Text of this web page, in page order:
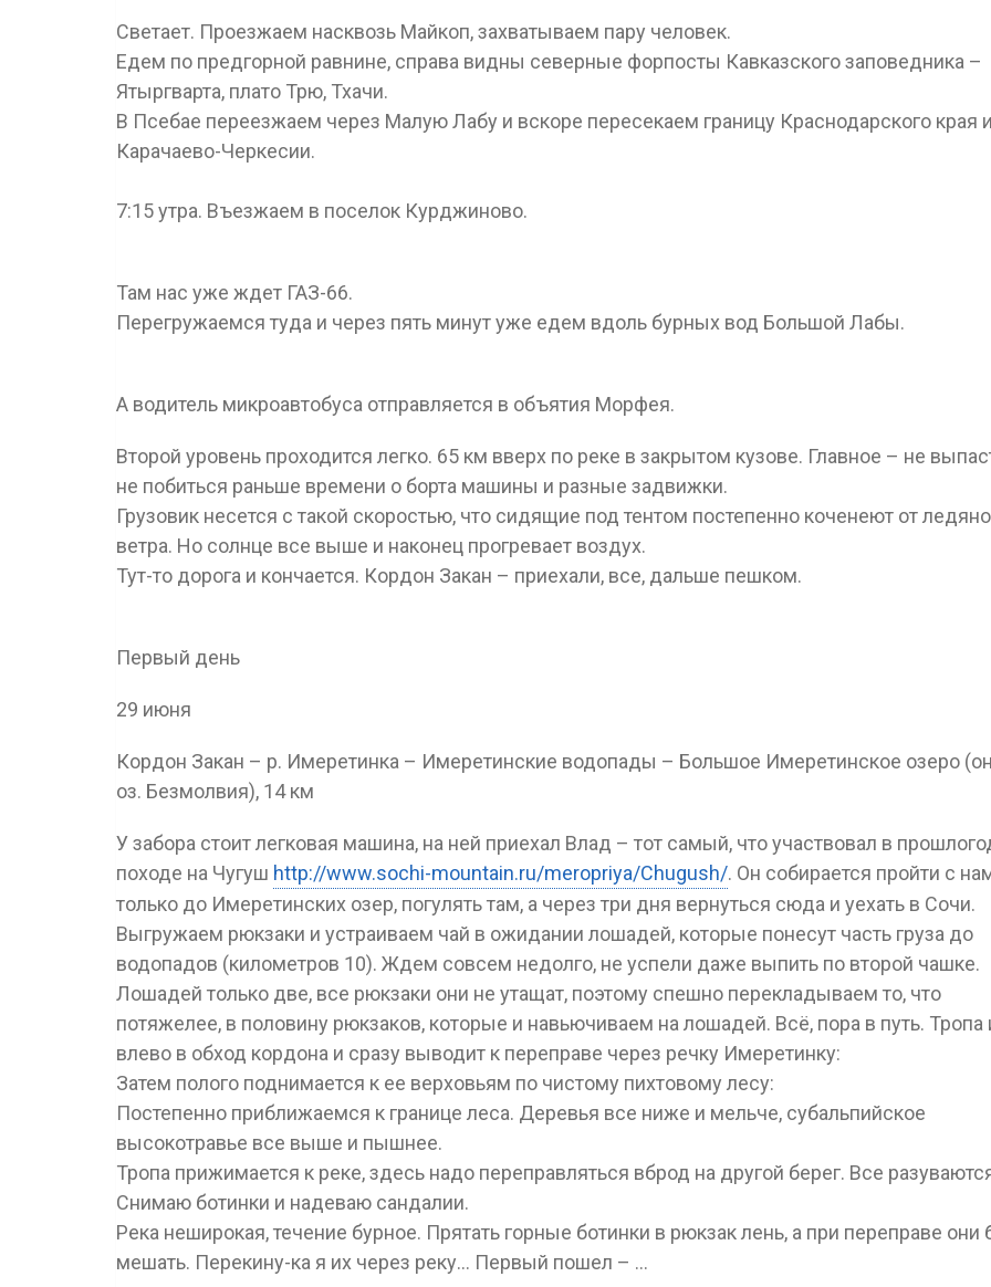
Светает. Проезжаем насквозь Майкоп, захватываем пару человек.
Едем по предгорной равнине, справа видны северные форпосты Кавказского заповедника –
Ятыргварта, плато Трю, Тхачи.
В Псебае переезжаем через Малую Лабу и вскоре пересекаем границу Краснодарского края
Карачаево-Черкесии.
7:15 утра. Въезжаем в поселок Курджиново.
Там нас уже ждет ГАЗ-66.
Перегружаемся туда и через пять минут уже едем вдоль бурных вод Большой Лабы.
А водитель микроавтобуса отправляется в объятия Морфея.
Второй уровень проходится легко. 65 км вверх по реке в закрытом кузове. Главное – не
не побиться раньше времени о борта машины и разные задвижки.
Грузовик несется с такой скоростью, что сидящие под тентом постепенно коченеют от
ветра. Но солнце все выше и наконец прогревает воздух.
Тут-то дорога и кончается. Кордон Закан – приехали, все, дальше пешком.
Первый день
29 июня
Кордон Закан – р. Имеретинка – Имеретинские водопады – Большое Имеретинское озеро
оз. Безмолвия), 14 км
У забора стоит легковая машина, на ней приехал Влад – тот самый, что участвовал в
походе на Чугуш http://www.sochi-mountain.ru/meropriya/Chugush/. Он собирается пройти с
только до Имеретинских озер, погулять там, а через три дня вернуться сюда и уехать в Сочи.
Выгружаем рюкзаки и устраиваем чай в ожидании лошадей, которые понесут часть груза до
водопадов (километров 10). Ждем совсем недолго, не успели даже выпить по второй чашке.
Лошадей только две, все рюкзаки они не утащат, поэтому спешно перекладываем то, что
потяжелее, в половину рюкзаков, которые и навьючиваем на лошадей. Всё, пора в путь. Тропа
влево в обход кордона и сразу выводит к переправе через речку Имеретинку:
Затем полого поднимается к ее верховьям по чистому пихтовому лесу:
Постепенно приближаемся к границе леса. Деревья все ниже и мельче, субальпийское
высокотравье все выше и пышнее.
Тропа прижимается к реке, здесь надо переправляться вброд на другой берег. Все
Снимаю ботинки и надеваю сандалии.
Река неширокая, течение бурное. Прятать горные ботинки в рюкзак лень, а при переправе они
мешать. Перекину-ка я их через реку… Первый пошел – …